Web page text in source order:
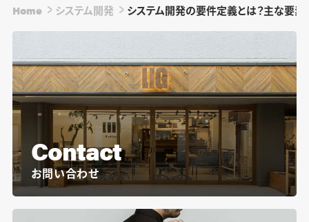
Home システム開発 システム開発の要件定義とは？主な要
Contact
お問い合わせ